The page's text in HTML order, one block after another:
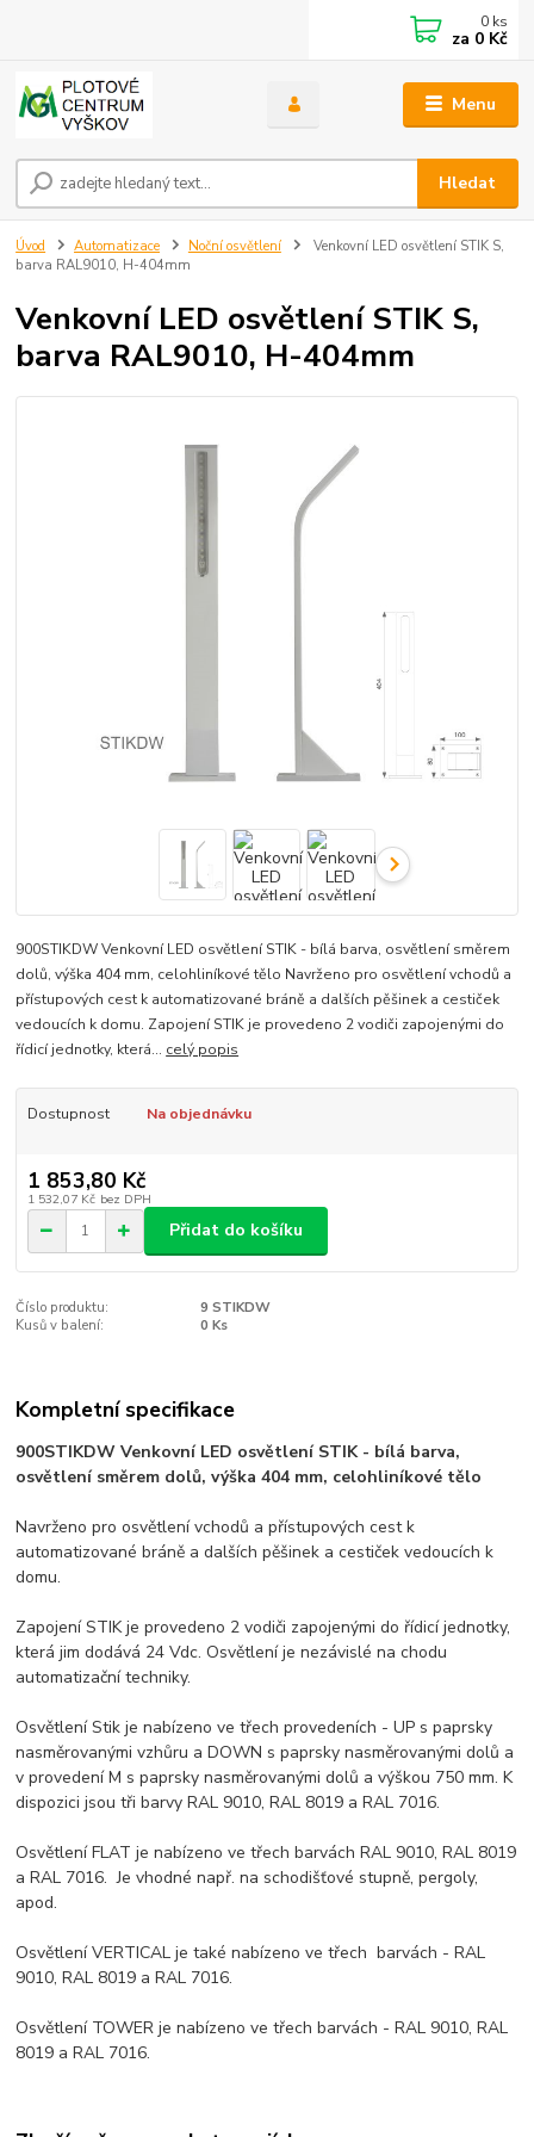
Menu
Hledat
0 ks
za 0 Kč
Úvod Automatizace Noční osvětlení
Venkovní LED osvětlení STIK S,
barva RAL9010, H-404mm
Venkovní LED osvětlení STIK S,
barva RAL9010, H-404mm
900STIKDW Venkovní LED osvětlení STIK - bílá barva, osvětlení směrem
dolů, výška 404 mm, celohliníkové tělo Navrženo pro osvětlení vchodů a
přístupových cest k automatizované bráně a dalších pěšinek a cestiček
vedoucích k domu. Zapojení STIK je provedeno 2 vodiči zapojenými do
řídicí jednotky, která... celý popis
Dostupnost Na objednávku
1 853,80 Kč
1 532,07 Kč bez DPH
Přidat do košíku
Číslo produktu:
9 STIKDW
Kusů v balení:
0 Ks
Kompletní specifikace
900STIKDW Venkovní LED osvětlení STIK - bílá barva,
osvětlení směrem dolů, výška 404 mm, celohliníkové tělo
Navrženo pro osvětlení vchodů a přístupových cest k
automatizované bráně a dalších pěšinek a cestiček vedoucích k
domu.
Zapojení STIK je provedeno 2 vodiči zapojenými do řídicí jednotky,
která jim dodává 24 Vdc. Osvětlení je nezávislé na chodu
automatizační techniky.
Osvětlení Stik je nabízeno ve třech provedeních - UP s paprsky
nasměrovanými vzhůru a DOWN s paprsky nasměrovanými dolů a
v provedení M s paprsky nasměrovanými dolů a výškou 750 mm. K
dispozici jsou tři barvy RAL 9010, RAL 8019 a RAL 7016.
Osvětlení FLAT je nabízeno ve třech barvách RAL 9010, RAL 8019
a RAL 7016. Je vhodné např. na schodišťové stupně, pergoly,
apod.
Osvětlení VERTICAL je také nabízeno ve třech barvách - RAL
9010, RAL 8019 a RAL 7016.
Osvětlení TOWER je nabízeno ve třech barvách - RAL 9010, RAL
8019 a RAL 7016.